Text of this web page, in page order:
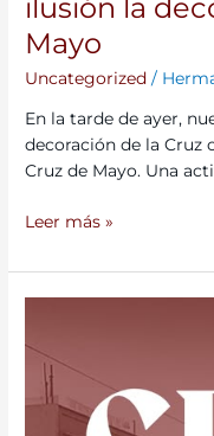
ilusión la
Mayo
Uncategorized /
En la tarde de ayer,
decoración de la Cruz
Cruz de Mayo. Una
Leer más »
Cruz